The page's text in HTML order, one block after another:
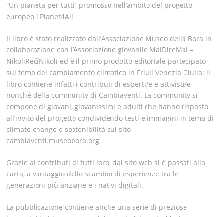
“Un pianeta per tutti” promosso nell’ambito del progetto
europeo 1Planet4All.
Il libro è stato realizzato dall’Associazione Museo della Bora in
collaborazione con l’Associazione giovanile MaiDireMai –
NikoliRečiNikoli ed è il primo prodotto editoriale partecipato
sul tema del cambiamento climatico in Friuli Venezia Giulia: il
libro contiene infatti i contributi di esperti/e e attivisti/e
nonché della community di Cambiaventi. La community si
compone di giovani, giovanissimi e adulti che hanno risposto
all’invito del progetto condividendo testi e immagini in tema di
climate change e sostenibilità sul sito
cambiaventi.museobora.org.
Grazie ai contributi di tutti loro, dal sito web si è passati alla
carta, a vantaggio dello scambio di esperienze tra le
generazioni più anziane e i nativi digitali.
La pubblicazione contiene anche una serie di preziose